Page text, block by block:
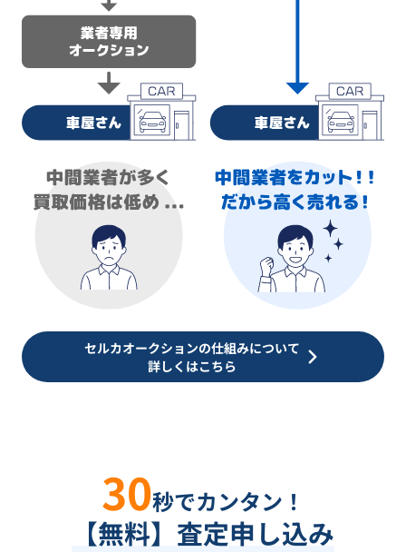
セルカオークションの仕組みについて
詳しくはこちら
30秒でカンタン！
【無料】査定申し込み